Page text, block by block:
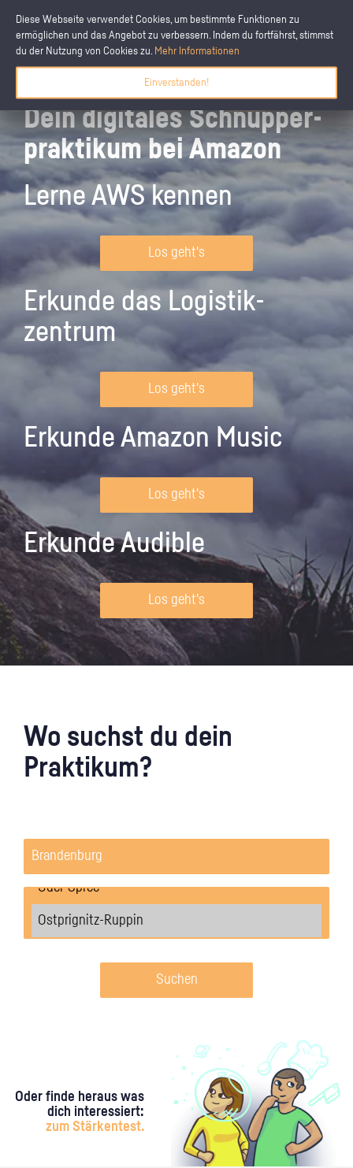
Diese Webseite verwendet Cookies, um bestimmte Funktionen zu
ermöglichen und das Angebot zu verbessern. Indem du fortfährst, stimmst
du der Nutzung von Cookies zu. Mehr Informationen
Einverstanden!
Dein digitales Schnupper­
praktikum bei Amazon
Lerne AWS kennen
Los geht's
Erkunde das Logistik­
zentrum
Los geht's
Erkunde Amazon Music
Los geht's
Erkunde Audible
Los geht's
Wo suchst du dein
Praktikum?
Suchen
Oder finde heraus was
dich interessiert:
zum Stärkentest.